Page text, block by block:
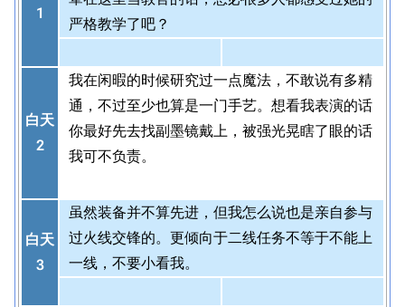
1
严格教学了吧？
白天
2
我在闲暇的时候研究过一点魔法，不敢说有多精
通，不过至少也算是一门手艺。想看我表演的话
你最好先去找副墨镜戴上，被强光晃瞎了眼的话
我可不负责。
白天
3
虽然装备并不算先进，但我怎么说也是亲自参与
过火线交锋的。更倾向于二线任务不等于不能上
一线，不要小看我。